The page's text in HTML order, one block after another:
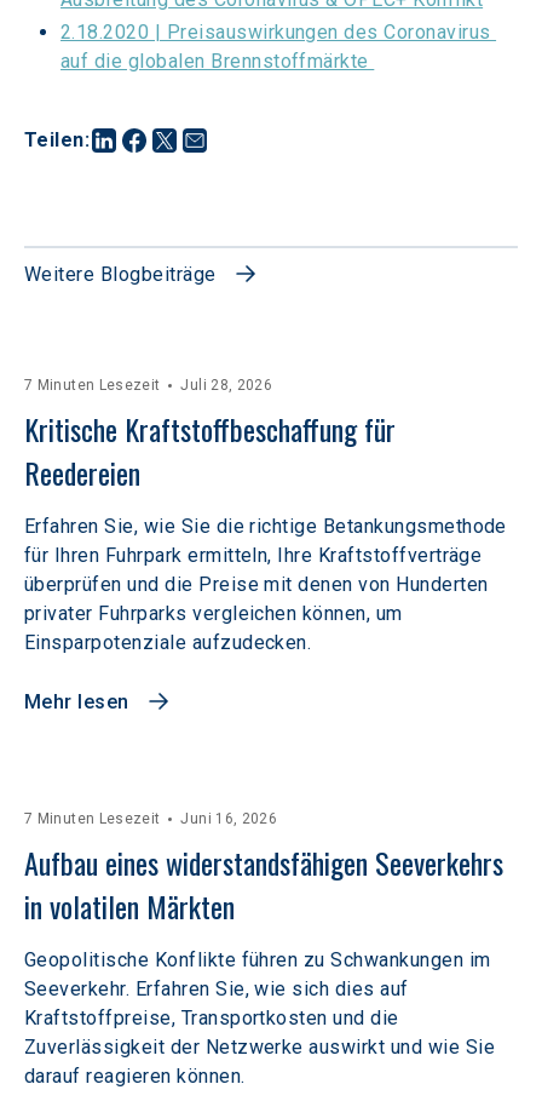
Teilen:
2.18.2020 | Preisauswirkungen des Coronavirus
auf die globalen Brennstoffmärkte
Weitere Blogbeiträge
7 Minuten Lesezeit Juli 28, 2026
Kritische Kraftstoffbeschaffung für
Reedereien
Erfahren Sie, wie Sie die richtige Betankungsmethode
für Ihren Fuhrpark ermitteln, Ihre Kraftstoffverträge
überprüfen und die Preise mit denen von Hunderten
privater Fuhrparks vergleichen können, um
Einsparpotenziale aufzudecken.
Mehr lesen
7 Minuten Lesezeit Juni 16, 2026
Aufbau eines widerstandsfähigen Seeverkehrs
in volatilen Märkten
Geopolitische Konflikte führen zu Schwankungen im
Seeverkehr. Erfahren Sie, wie sich dies auf
Kraftstoffpreise, Transportkosten und die
Zuverlässigkeit der Netzwerke auswirkt und wie Sie
darauf reagieren können.